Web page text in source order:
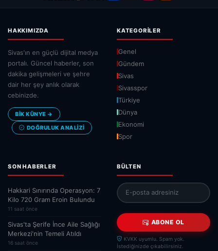
HAKKIMIZDA
Sivas'ın en güçlü dijital medya
portalı. Güncel haberler, son
dakika gelişmeleri ve şehre
dair her şey anlık olarak
cebinizde.
BİK KÜNYE →
DOĞRULUK ANALIZI
KATEGORILER
Genel
Gündem
Sivas
Sivasspor
Türkiye
Dünya
Ekonomi
Spor
SON HABERLER
Hakkari Sınırında Operasyon: 7
Kilo 720 Gram Eroin Bulundu
11 saat önce
Sivas'ta Şerife İnce Aile Sağlığı
Merkezi'nin Temeli Atıldı
16 saat önce
BÜLTEN
ABONE OL
KVKK uyumlu. Spam yok.
İstediğinizde çıkabilirsiniz.